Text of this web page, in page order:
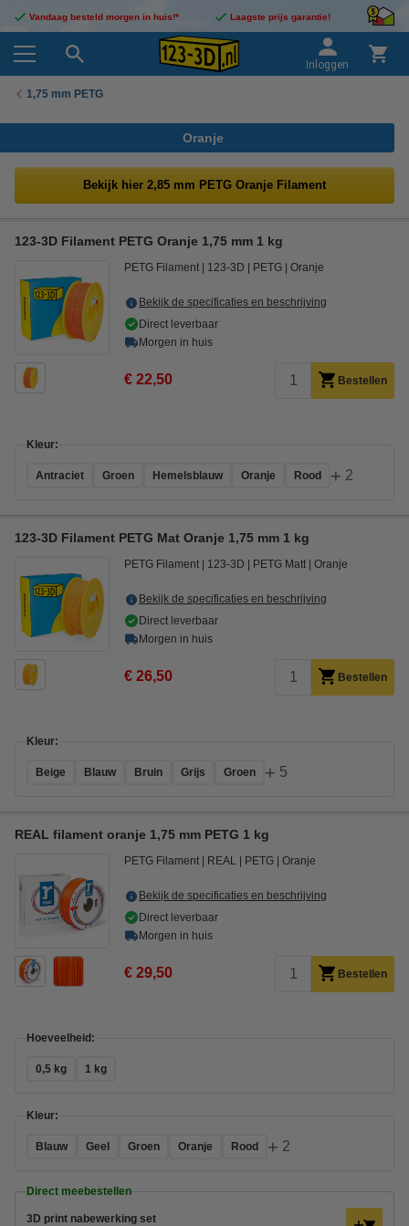
Vandaag besteld morgen in huis!* Laagste prijs garantie!
Inloggen
1,75 mm PETG
Oranje
Bekijk hier 2,85 mm PETG Oranje Filament
123-3D Filament PETG Oranje 1,75 mm 1 kg
PETG Filament 123-3D PETG Oranje
Bekijk de specificaties en beschrijving
Direct leverbaar
Morgen in huis
€ 22,50 Bestellen
Kleur:
Antraciet Groen Hemelsblauw Oranje Rood + 2
123-3D Filament PETG Mat Oranje 1,75 mm 1 kg
PETG Filament 123-3D PETG Matt Oranje
Bekijk de specificaties en beschrijving
Direct leverbaar
Morgen in huis
€ 26,50 Bestellen
Kleur:
Beige Blauw Bruin Grijs Groen + 5
REAL filament oranje 1,75 mm PETG 1 kg
PETG Filament REAL PETG Oranje
Bekijk de specificaties en beschrijving
Direct leverbaar
Morgen in huis
€ 29,50 Bestellen
Hoeveelheid:
0,5 kg 1 kg
Kleur:
Blauw Geel Groen Oranje Rood + 2
Direct meebestellen
3D print nabewerking set